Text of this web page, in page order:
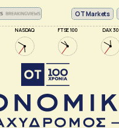
NASDAQ FTSE 100 DAX 30
ΟΤ Markets